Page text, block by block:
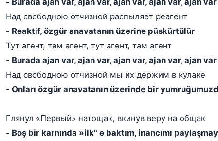
- Burada ajan var, ajan var, ajan var, ajan var, ajan var
Над свободною отчизной распыляет реагент
- Reaktif, özgür anavatanın üzerine püskürtülür
Тут агент, там агент, тут агент, там агент
- Burada ajan var, ajan var, ajan var, ajan var, ajan var
Над свободною отчизной мы их держим в кулаке
- Onları özgür anavatanın üzerinde bir
Глянул «Первый» натощак, вкинув веру на общак
- Boş bir karnında »ilk" e baktım, inancımı